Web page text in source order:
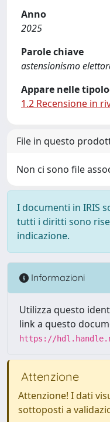
Anno
2025
Parole chiave
astensionismo
Appare nelle
1.2 Recensione in
File in questo
Non ci sono file
I documenti in IRIS
tutti i diritti sono
indicazione.
Informazioni
Utilizza questo
link a questo
https://
Attenzione
Attenzione! I dati
sottoposti a